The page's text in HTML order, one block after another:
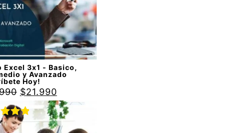
Excel 3x1 - Basico,
y Avanzado
Hoy!
$21.990